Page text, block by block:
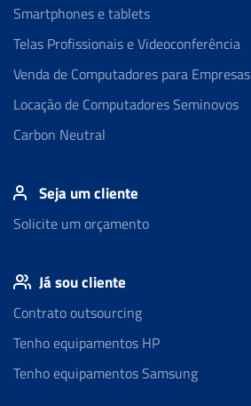
Smartphones e tablets
Telas Profissionais e Videoconferência
Venda de Computadores para Empresas
Locação de Computadores Seminovos
Carbon Neutral
Seja um cliente
Solicite um orçamento
Já sou cliente
Contrato outsourcing
Tenho equipamentos HP
Tenho equipamentos Samsung